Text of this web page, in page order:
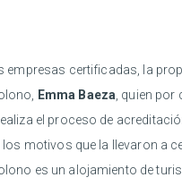
empresas certificadas, la
Emma Baeza , quien
el proceso de
motivos que la llevaron a
es un alojamiento de